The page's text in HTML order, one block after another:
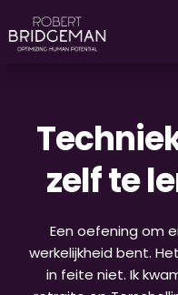
de
inhoud
zelf te
Een oefening om
werkelijkheid bent.
in feite niet. Ik